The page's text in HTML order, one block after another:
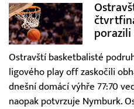
porazili
Ostravští basketbalisté
ligového play off zaskočili
dnešní domácí výhře 77:70
naopak potvrzuje Nymburk.